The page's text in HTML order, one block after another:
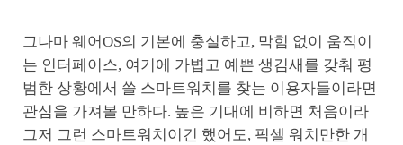
그나마 웨어OS의 기본에 충실하고, 막힘 없이 움직이
는 인터페이스, 여기에 가볍고 예쁜 생김새를 갖춰 평
범한 상황에서 쓸 스마트워치를 찾는 이용자들이라면
관심을 가져볼 만하다. 높은 기대에 비하면 처음이라
그저 그런 스마트워치이긴 했어도, 픽셀 워치만한 개